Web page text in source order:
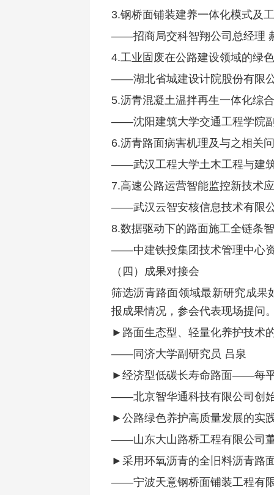
3.钢桥面铺装建养一体化模式及
——招商局交科智翔公司总经理
4.工业固废在公路建设领域的绿
——湖北省城建设计院股份有限
5.沥青混凝土温拌再生一体化综
——沈阳建筑大学交通工程学院
6.沥青路面病害机理及与之相关
——武汉工程大学土木工程与建
7.高速公路运营智能监控新技术
——武汉云智安核信息技术有限
8.数据驱动下的路面施工全链条
——中建铁投集团技术管理中心
（四）成果对接会
筛选沥青路面领域最新研究成果
报成果情况，参会代表现场提问
►路面生态型、轻量化养护技术
——同济大学副研究员 吕泉
►经济型低碳长寿命路面——每
——北京智华通科技有限公司创
►公路绿色养护高质量发展的实
——山东大山路桥工程有限公司
►采用环氧沥青的全旧料沥青路
——宁波天意钢桥面铺装工程有